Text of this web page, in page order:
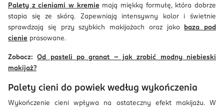
Palety z cieniami w kremie mają miękką formułę, która dobrze
stapia się ze skórą. Zapewniają intensywny kolor i świetnie
sprawdzają się przy szybkich makijażach oraz jako baza pod
cienie prasowane.
Zobacz:
Od pasteli po granat – jak zrobić modny niebieski
makijaż?
Palety cieni do powiek według wykończenia
Wykończenie cieni wpływa na ostateczny efekt makijażu. W